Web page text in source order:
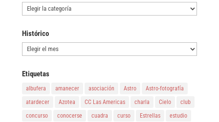
Categorías
Histórico
Histórico
Etiquetas
albufera amanecer asociación Astro
Astro-fotografía
atardecer
Azotea CC Las Americas charla Cielo
club
concurso
conocerse cuadra curso Estrellas
estudio